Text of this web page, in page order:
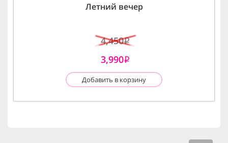
Летний вечер
4,450i
3,990i
Добавить в корзину